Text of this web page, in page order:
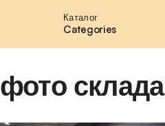
Каталог
Categories
фото склада